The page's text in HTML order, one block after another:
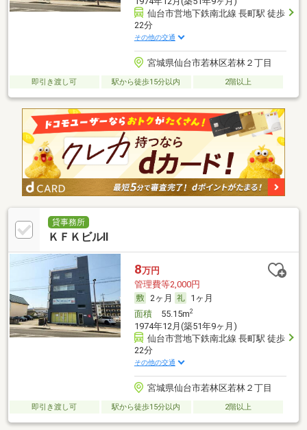
仙台市営地下鉄南北線 長町駅 徒歩
22分
その他の交通
宮城県仙台市若林区若林２丁目
即引き渡し可 駅から徒歩15分以内 2階以上
貸事務所
ＫＦＫビルⅡ
8万円
管理費等2,000円
2ヶ月
1ヶ月
面積55.15m2
1974年12月(築51年9ヶ月)
仙台市営地下鉄南北線 長町駅 徒歩
22分
その他の交通
宮城県仙台市若林区若林２丁目
即引き渡し可 駅から徒歩15分以内 2階以上